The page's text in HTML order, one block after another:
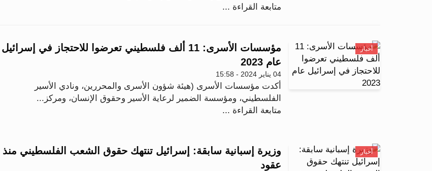
متابعة القراءة ...
أخبار
مؤسسات الأسرى: 11 ألف فلسطيني تعرضوا للاحتجاز في إسرائيل
عام 2023
04 يناير 2024 - 15:58
أكدت مؤسسات الأسرى (هيئة شؤون الأسرى والمحررين، ونادي الأسير
الفلسطيني، ومؤسسة الضمير لرعاية الأسير وحقوق الإنسان، ومركز...
متابعة القراءة ...
أخبار
وزيرة إسبانية سابقة: إسرائيل تنتهك حقوق الشعب الفلسطيني منذ
عقود